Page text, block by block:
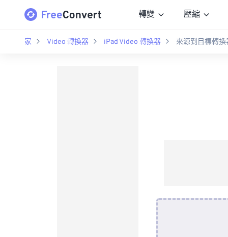
轉變 壓縮
家 Video 轉換器 iPad Video 轉換器 來源到目標轉換